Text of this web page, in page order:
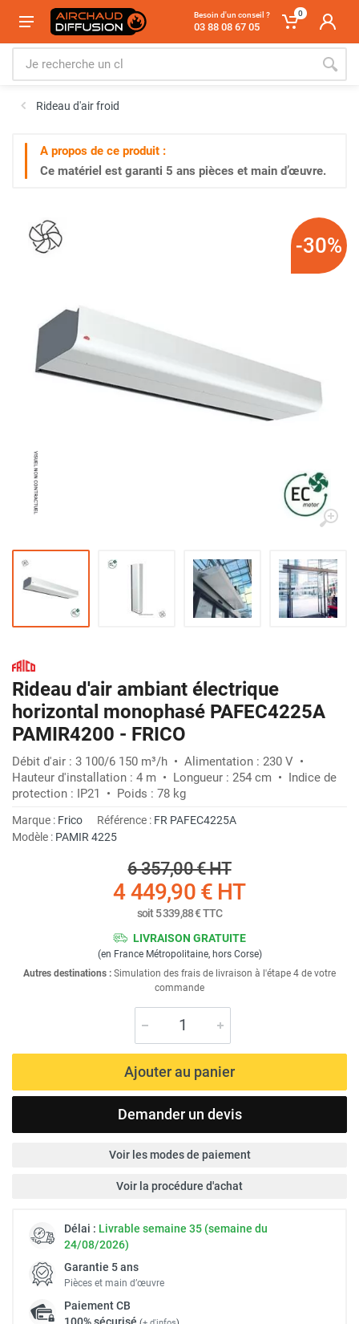
Besoin d'un conseil ?
03 88 08 67 05
0
Rideau d'air froid
A propos de ce produit :
Ce matériel est garanti 5 ans pièces et main d’œuvre.
-30%
Rideau d'air ambiant électrique
horizontal monophasé PAFEC4225A
PAMIR4200 - FRICO
Débit d'air : 3 100/6 150 m³/h • Alimentation : 230 V •
Hauteur d'installation : 4 m • Longueur : 254 cm • Indice de
protection : IP21 • Poids : 78 kg
Marque : Frico Référence : FR PAFEC4225A
Modèle : PAMIR 4225
6 357,00 €HT
4 449,90 € HT
soit5 339,88 €TTC
LIVRAISON GRATUITE
(en France Métropolitaine, hors Corse)
Autres destinations : Simulation des frais de livraison à l'étape 4 de votre
commande
Ajouter au panier
Demander un devis
Voir les modes de paiement
Voir la procédure d'achat
Délai : Livrable semaine 35 (semaine du
24/08/2026)
Garantie 5 ans
Pièces et main d’œuvre
PaiementCB
100% sécurisé